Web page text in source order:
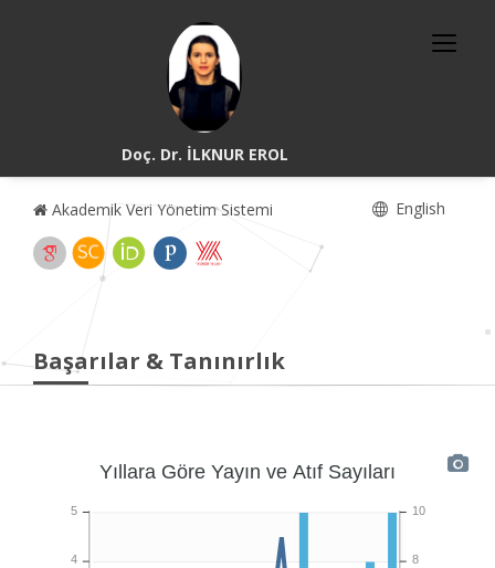
Doç. Dr. İLKNUR EROL
Akademik Veri Yönetim Sistemi English
Başarılar & Tanınırlık
Yıllara Göre Yayın ve Atıf Sayıları
10
8
5
4